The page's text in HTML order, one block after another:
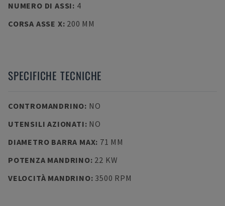
NUMERO DI ASSI: 4
CORSA ASSE X: 200 MM
SPECIFICHE TECNICHE
CONTROMANDRINO: NO
UTENSILI AZIONATI: NO
DIAMETRO BARRA MAX: 71 MM
POTENZA MANDRINO: 22 KW
VELOCITÀ MANDRINO: 3500 RPM